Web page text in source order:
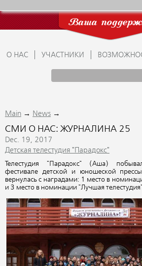
Ваша
О НАС УЧАСТНИКИ
Main → News →
СМИ О НАС: ЖУРНАЛИНА 25
Dec. 19, 2017
Детская телестудия "Парадокс"
Телестудия "Парадокс" (Аша)
фестивале детской и юношеской
вернулась с наградами: 1 место в
и 3 место в номинации "Лучшая